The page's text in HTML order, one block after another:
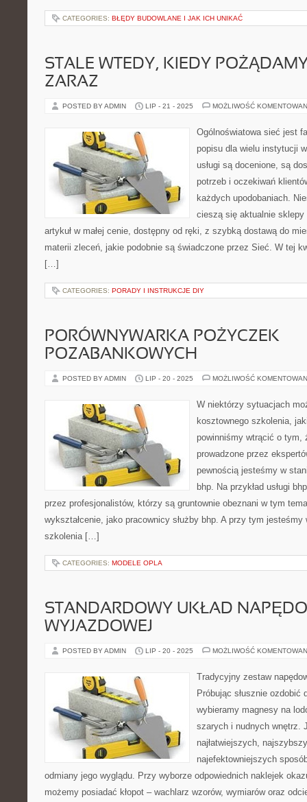
CATEGORIES: BŁĘDY BUDOWLANE I JAK ICH UNIKAĆ
STALE WTEDY, KIEDY
ZARAZ
POSTED BY ADMIN LIP - 21 - 2025 MOŻLIWOŚĆ
Ogólnoświatowa sieć jest
popisu dla wielu instytucji
usługi są docenione, są
potrzeb i oczekiwań
każdych upodobaniach.
cieszą się aktualnie sklepy
artykuł w małej cenie, dostępny od ręki, z szybką dostawą do
materii zleceń, jakie podobnie są świadczone przez Sieć. W tej
[…]
CATEGORIES: PORADY I INSTRUKCJE DIY
PORÓWNYWARKA POŻYCZEK
POZABANKOWYCH
POSTED BY ADMIN LIP - 20 - 2025 MOŻLIWOŚĆ
W niektórzy sytuacjach
kosztownego szkolenia,
powinniśmy wtrącić o tym,
prowadzone przez
pewnością jesteśmy w
bhp. Na przykład usługi
przez profesjonalistów, którzy są gruntownie obeznani w tym
wykształcenie, jako pracownicy służby bhp. A przy tym
szkolenia […]
CATEGORIES: MODELE OPLA
STANDARDOWY UKŁAD
WYJAZDOWEJ
POSTED BY ADMIN LIP - 20 - 2025 MOŻLIWOŚĆ
Tradycyjny zestaw
Próbując słusznie ozdobić
wybieramy magnesy na
szarych i nudnych wnętrz.
najłatwiejszych,
najefektowniejszych
odmiany jego wyglądu. Przy wyborze odpowiednich naklejek
możemy posiadać kłopot – wachlarz wzorów, wymiarów oraz